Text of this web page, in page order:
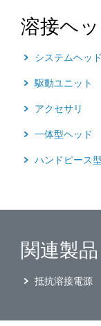
溶接ヘ
システムヘッド
駆動ユニット
アクセサリ
一体型ヘッド
ハンドピース
関連製品
抵抗溶接電源